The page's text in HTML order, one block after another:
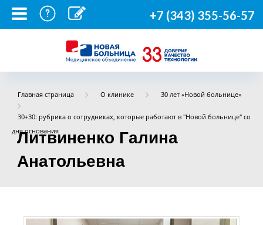
+7 (343) 355-56-57
Главная страница О клинике 30 лет «Новой больнице»
30+30: рубрика о сотрудниках, которые работают в "Новой больнице" со
дня основания
Литвиненко Галина
Анатольевна